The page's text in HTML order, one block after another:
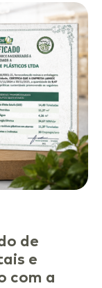
de
e
com a